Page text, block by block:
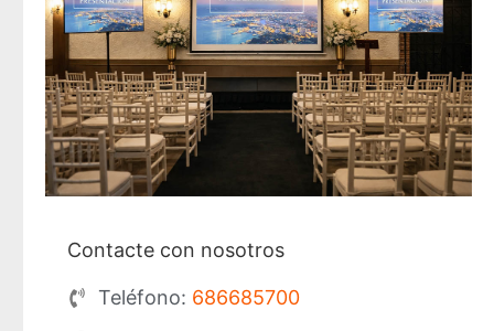
Contacte con nosotros
Teléfono: 686685700